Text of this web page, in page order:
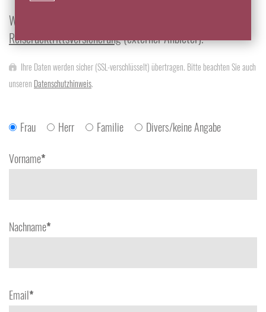
Wir empfehlen den Abschluss einer
Reiserücktrittsversicherung(externer Anbieter).
Ihre Daten werden sicher (SSL-verschlüsselt) übertragen. Bitte beachten Sie auch
unseren Datenschutzhinweis.
Frau Herr Familie Divers/keine Angabe
Vorname*
Nachname*
Email*